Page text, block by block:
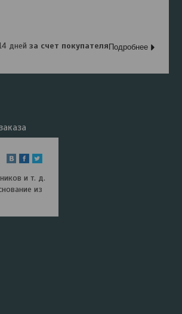
днейза счет покупателя Подробнее
и т. д.
из